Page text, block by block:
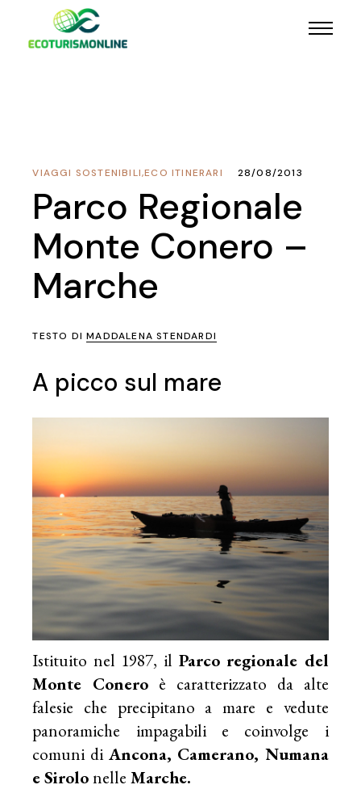
ECO ITINERARI
,
VIAGGI SOSTENIBILI 28/08/2013
Parco Regionale
Monte Conero –
Marche
TESTO DIMADDALENA STENDARDI
A picco sul mare
Istituito nel 1987, il Parco regionale del
Monte Conero è caratterizzato da alte
falesie che precipitano a mare e vedute
panoramiche impagabili e coinvolge i
comuni di Ancona, Camerano, Numana
e Sirolonelle Marche.